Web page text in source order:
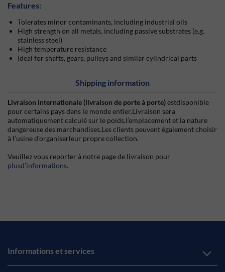
Features:
Tolerates minor contaminants, including industrial oils
High strength on all metals, including passive substrates (e.g.
stainless steel)
High temperature resistance
Ideal for shafts, gears, pulleys and similar cylindrical parts
Shipping information
Livraison internationale (livraison de porte à porte)estdisponible
pour certains pays dans le monde entier.Livraison sera
automatiquement calculé sur le poids,l’emplacement et la nature
dangereuse des marchandises.Les clients peuvent également choisir
à l’usine d’organiserleur propre collection.
Veuillez vous reporter à notre page de livraison pour
plusd’informations.
Informations et services